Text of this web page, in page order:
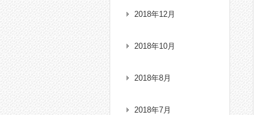
2018年12月
2018年10月
2018年8月
2018年7月